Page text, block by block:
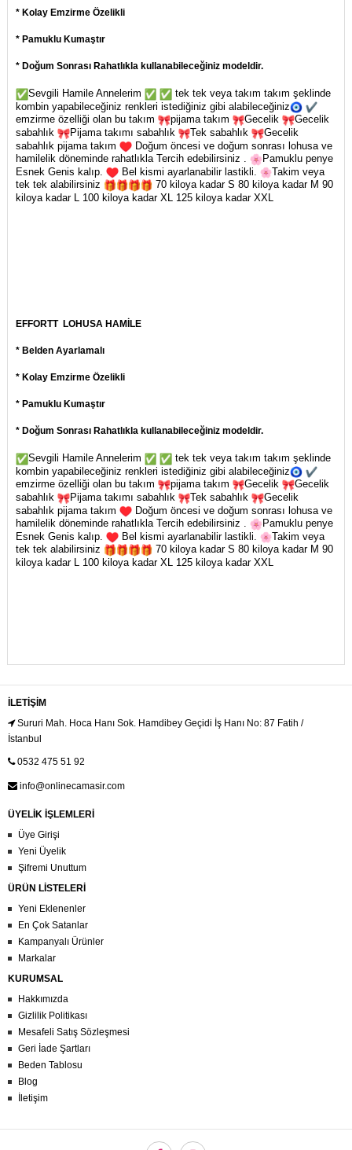
* Kolay Emzirme Özelikli
* Pamuklu Kumaştır
* Doğum Sonrası Rahatlıkla kullanabileceğiniz modeldir.
Sevgili Hamile Annelerim
tek tek veya takım takım şeklinde
kombin yapabileceğiniz renkleri istediğiniz gibi alabileceğiniz
emzirme özelliği olan bu takım
pijama takım Gecelik
Gecelik
sabahlık
Pijama takımı sabahlık Tek sabahlık
Gecelik
sabahlık pijama takım
Doğum öncesi ve doğum sonrası lohusa ve
hamilelik döneminde rahatlıkla Tercih edebilirsiniz .
Pamuklu penye
Esnek Genis kalıp.
Bel kismi ayarlanabilir lastikli.
Takim veya
tek tek alabilirsiniz
70 kiloya kadar S 80 kiloya kadar M 90
kiloya kadar L 100 kiloya kadar XL 125 kiloya kadar XXL
EFFORTT LOHUSA HAMİLE
* Belden Ayarlamalı
* Kolay Emzirme Özelikli
* Pamuklu Kumaştır
* Doğum Sonrası Rahatlıkla kullanabileceğiniz modeldir.
Sevgili Hamile Annelerim
tek tek veya takım takım şeklinde
kombin yapabileceğiniz renkleri istediğiniz gibi alabileceğiniz
emzirme özelliği olan bu takım
pijama takım Gecelik
Gecelik
sabahlık
Pijama takımı sabahlık Tek sabahlık
Gecelik
sabahlık pijama takım
Doğum öncesi ve doğum sonrası lohusa ve
hamilelik döneminde rahatlıkla Tercih edebilirsiniz .
Pamuklu penye
Esnek Genis kalıp.
Bel kismi ayarlanabilir lastikli.
Takim veya
tek tek alabilirsiniz
70 kiloya kadar S 80 kiloya kadar M 90
kiloya kadar L 100 kiloya kadar XL 125 kiloya kadar XXL
İLETIŞIM
Sururi Mah. Hoca Hanı Sok. Hamdibey Geçidi İş Hanı No: 87 Fatih /
İstanbul
0532 475 51 92
info@onlinecamasir.com
ÜYELİK İŞLEMLERİ
Üye Girişi
Yeni Üyelik
Şifremi Unuttum
ÜRÜN LİSTELERİ
Yeni Eklenenler
En Çok Satanlar
Kampanyalı Ürünler
Markalar
KURUMSAL
Hakkımızda
Gizlilik Politikası
Mesafeli Satış Sözleşmesi
Geri İade Şartları
Beden Tablosu
Blog
İletişim